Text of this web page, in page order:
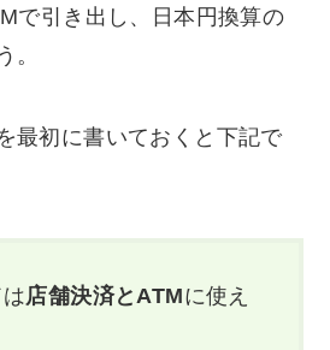
で引き出し、日本円換算の
。
最初に書いておくと下記で
店舗決済とATMに使え